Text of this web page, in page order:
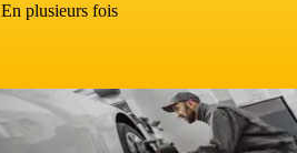
En plusieurs fois